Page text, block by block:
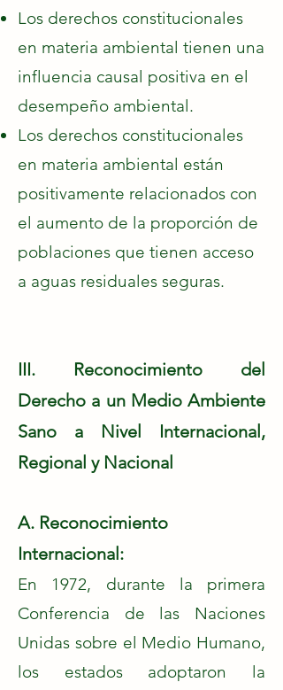
Los derechos constitucionales
en materia ambiental tienen una
influencia causal positiva en el
desempeño ambiental.
Los derechos constitucionales
en materia ambiental están
positivamente relacionados con
el aumento de la proporción de
poblaciones que tienen acceso
a aguas residuales seguras.
III. Reconocimiento del
Derecho a un Medio Ambiente
Sano a Nivel Internacional,
Regional y Nacional
A. Reconocimiento
Internacional:
En 1972, durante la primera
Conferencia de las Naciones
Unidas sobre el Medio Humano,
los estados adoptaron la